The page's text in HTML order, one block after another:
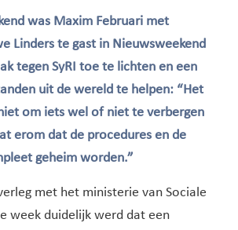
was Maxim Februari met
Linders te gast in Nieuwsweekend
tegen SyRI toe te lichten en een
uit de wereld te helpen: “Het
om iets wel of niet te verbergen
erom dat de procedures en de
geheim worden.”
met het ministerie van Sociale
week duidelijk werd dat een